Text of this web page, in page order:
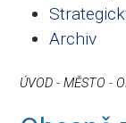
Archiv
ÚVOD - MĚSTO -